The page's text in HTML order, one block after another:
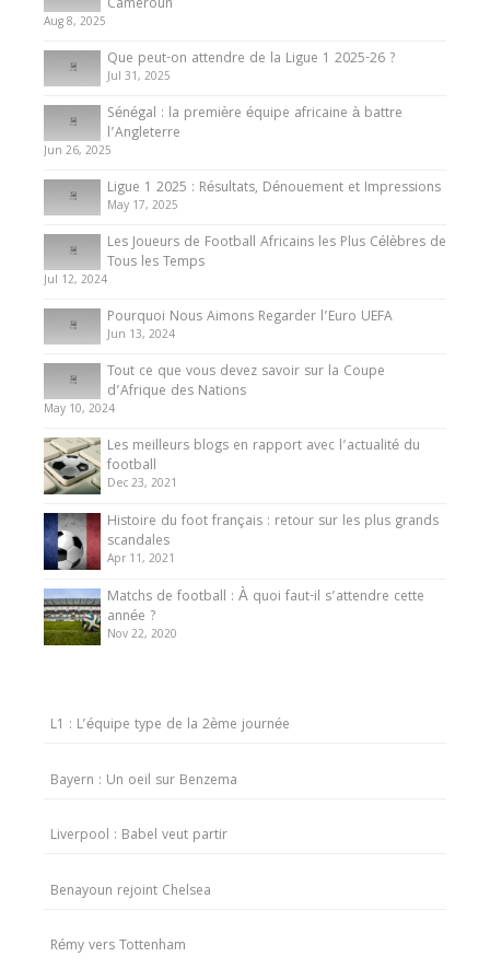
10 May 2024
Internationales
Présentation de l’équipe nationale de football
du Cameroun
8 August 2025
Cameroun
Aug 8, 2025
Que peut-on attendre de la Ligue 1 2025-26 ?
Jul 31, 2025
Sénégal : la première équipe africaine à battre
l’Angleterre
Jun 26, 2025
Ligue 1 2025 : Résultats, Dénouement et Impressions
May 17, 2025
Les Joueurs de Football Africains les Plus Célèbres de
Tous les Temps
Jul 12, 2024
Pourquoi Nous Aimons Regarder l’Euro UEFA
Jun 13, 2024
Tout ce que vous devez savoir sur la Coupe
d’Afrique des Nations
May 10, 2024
Les meilleurs blogs en rapport avec l’actualité du
football
Dec 23, 2021
Histoire du foot français : retour sur les plus grands
scandales
Apr 11, 2021
Matchs de football : À quoi faut-il s’attendre cette
année ?
Nov 22, 2020
L1 : L’équipe type de la 2ème journée
Bayern : Un oeil sur Benzema
Liverpool : Babel veut partir
Benayoun rejoint Chelsea
Rémy vers Tottenham